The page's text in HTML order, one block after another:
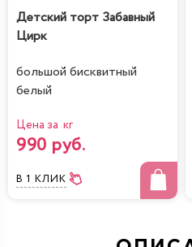
Детский торт Забавный
Цирк
большой бисквитный
белый
Цена за кг
990 руб.
В 1 КЛИК